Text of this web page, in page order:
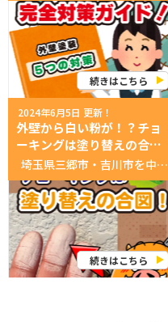
続きはこちら
2024年6月5日 更新！
外壁から白い粉が！？チョ
ーキングは塗り替えの合
図！！
埼玉県三郷市・吉川市を中心に活動中！ 創業３０年 塗装に没頭する会社！ 外壁屋根塗装 専門店いのペン 今回のお話は 『チョーキング現象ってなに？』 なのら！ 壁を触ると白い粉が…！！ 一体これは？？ 広報の小林さん はじまりはじまり～ チョーキング現象ってなに？ さっきつまづいて壁に 手を付いたんだけどさ… あなた 手が真っ白…なんでこんなに白いんだ？ あなた 広報の小林さんこれはチョーキング現象といって、 塗膜が劣化すると起こるんだ！ 広報の小林さん以前塗った塗料が 紫外線や雨風に当てられて、 劣化するとこんな風に、 白い粉が出てくるんだ！ 劣化！？ 家は大丈夫なの？ あなた 広報の小林さん塗料が劣化すると、防水機能や 遮熱機能が低下してしまうよ！ 広報の小林さん特にこれから雨の日は増えるし、 暑い時期になるから大変！！ ええ！ じゃあどうしたらいいの？ あなた 広報の小林さん外壁塗装の塗り替えを オススメするよ！ チョーキングが起きたら塗替えの合図！ 広報の小林さんチョーキング現象が起きたら 外壁塗装を考えよう！ 広報の小林さん塗膜の機能が低下して、 このままだと、外壁そのものが劣化してしまうよ！ それはまずい！ 急いで塗装しないと！！ あなた でも、どこに頼めばいいのかな？ あなた 広報の小林さん外壁塗装の業者でオススメなのは 広報の小林さん地域密着していて、 ショールームがあって、 資金のある会社だよ！ 広報の小林さんまさに『いのペン』だね！ 自画自賛は置いといて… なんでオススメなの？ あなた 広報の小林さん地域密着なら、今後の為に評判を落とすようなことはしないし 広報の小林さんショールームがあれば、所在地が分かってるから逃げ隠れできない！ 広報の小林さんさらに資金があれば、今後潰れる可能性も低くて保証やアフターフォローへの信用が高いんだ！ なるほどなぁ！ あなた 広報の小林さん『いのペン』の強みはもっとあるよ！ 広報の小林さん良ければ下記のブログも読んでね！ 歴史がすべてを物語る！創業30年塗装に没頭する会社【完全版】 いのペン君のまとめ 外壁触って白い粉が着いたら塗り替えの合図なのら～( ﾟДﾟ) 『チョーキング現象ってなに？』のポイントは3つ！ ①チョーキング現象とは、 外壁を触ると白い粉が着くこと！ ②チョーキングが起きたら 外壁の塗り替えが必要なこと！ ③外壁の塗り替えは、 地域密着型のショールームがあって、 資金もある業者がオススメ！ お気軽にお問合せしてねなのら！ お問い合わせ先 TEL: 0120-420-899 営業時間: 9:00〜18:00（月・日曜祝定休） あなたへのオススメ情報！ ▼最新のお得なチラシ▼ ▼無料！外壁・屋根診断▼ ▼無料！雨漏り診断▼ ▼最新！カラーシュミレーション▼ ▼地域最大ショールーム情報▼ https://inopen.jp/cms/wp-content/uploads/2024/02/08db111db98e6dee98204bd093a0b0bb.mp4 あなたへのオススメ記事 ▼【超必見】失敗しない！塗装業者の選び方！▼ ▼いのペン、プレオープンイベント！1日目！▼ ▼【新事実！】出来たばかりじゃない！創業30年の長～い歴史！▼ ▼いのペンSNSはコチラ▼ 公式SNS一覧
続きはこちら